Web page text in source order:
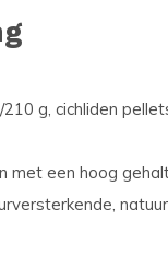
g, cichliden
met een hoog